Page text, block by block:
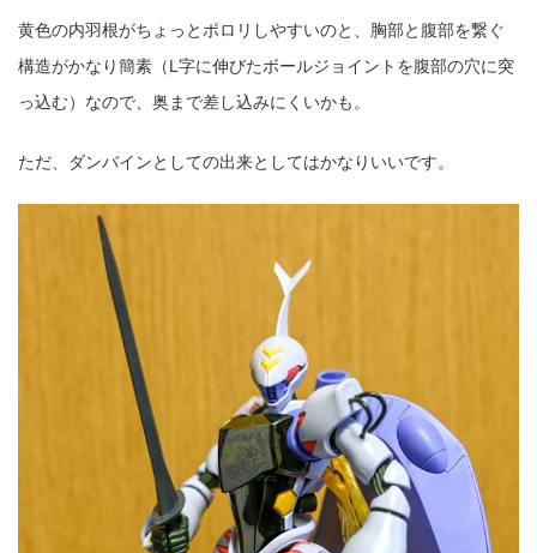
黄色の内羽根がちょっとポロリしやすいのと、胸部と腹部を繋ぐ
構造がかなり簡素（L字に伸びたボールジョイントを腹部の穴に突
っ込む）なので、奥まで差し込みにくいかも。
ただ、ダンバインとしての出来としてはかなりいいです。